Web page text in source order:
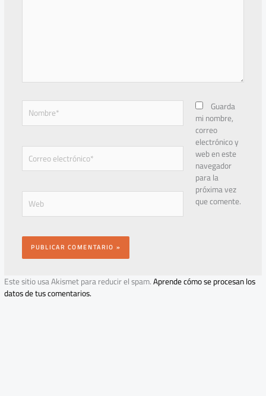
Nombre*
Correo
electrónico*
Web
Guarda
mi nombre,
correo
electrónico y
web en este
navegador
para la
próxima vez
que comente.
Este sitio usa Akismet para reducir el spam.Aprende cómo se procesan los
datos de tus comentarios.